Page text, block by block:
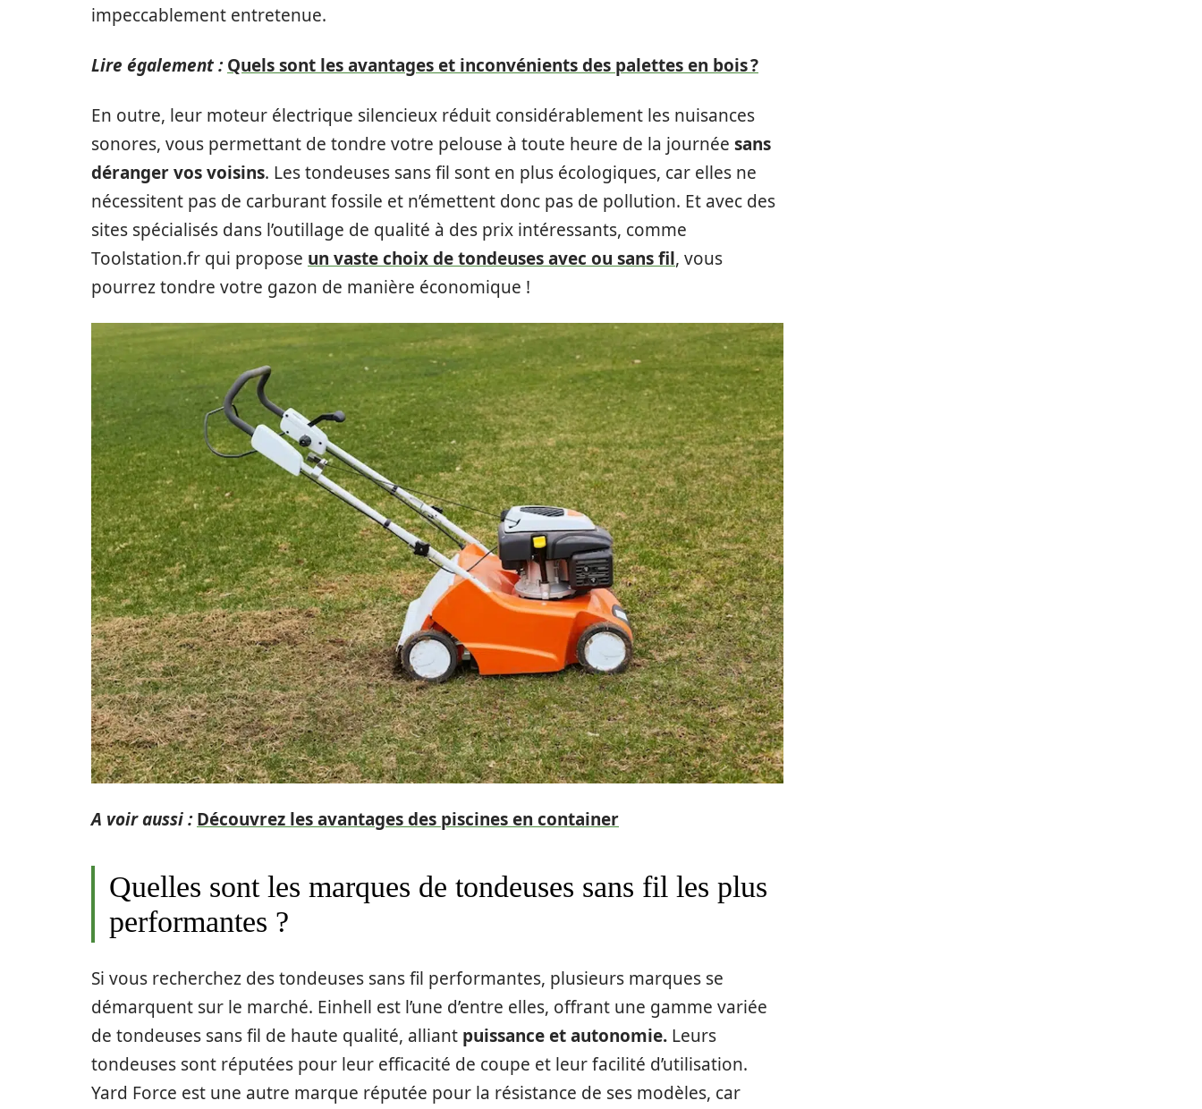
impeccablement entretenue.
Lire également : Quels sont les avantages et inconvénients des palettes en bois ?
En outre, leur moteur électrique silencieux réduit considérablement les nuisances
sonores, vous permettant de tondre votre pelouse à toute heure de la journée sans
déranger vos voisins. Les tondeuses sans fil sont en plus écologiques, car elles ne
nécessitent pas de carburant fossile et n’émettent donc pas de pollution. Et avec des
sites spécialisés dans l’outillage de qualité à des prix intéressants, comme
Toolstation.fr qui propose un vaste choix de tondeuses avec ou sans fil, vous
pourrez tondre votre gazon de manière économique !
A voir aussi : Découvrez les avantages des piscines en container
Quelles sont les marques de tondeuses sans fil les plus
performantes ?
Si vous recherchez des tondeuses sans fil performantes, plusieurs marques se
démarquent sur le marché. Einhell est l’une d’entre elles, offrant une gamme variée
de tondeuses sans fil de haute qualité, alliant puissance et autonomie. Leurs
tondeuses sont réputées pour leur efficacité de coupe et leur facilité d’utilisation.
Yard Force est une autre marque réputée pour la résistance de ses modèles, car